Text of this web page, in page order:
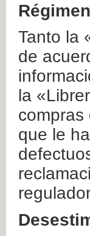
Tanto la
de
la
que le